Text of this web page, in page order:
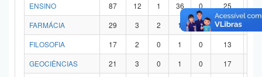
ENSINO
87 12 1 36 0 25
FARMÁCIA
29 3 2 1 0 21
FILOSOFIA
17 2 0 1 0 13
GEOCIÊNCIAS
21 3 0 1 0 17